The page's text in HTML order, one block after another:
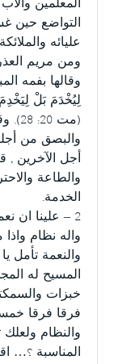
المعلمين
التواضع حين
عليائه
ومن مريم
وقالها بفمه
لِيُخْدَمَ بَلْ
(مت
والبصق من
أجل الآخرين ,
والطاعة
الخدمة.
2 – علينا ان
واله نظام
والنعمة تأمل
المسيح له
خبزات
فرقا فرقا
والنظام
المناسبة ؟…